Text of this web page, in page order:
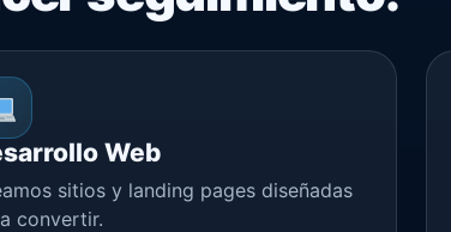
Web
sitios y landing pages diseñadas
convertir.